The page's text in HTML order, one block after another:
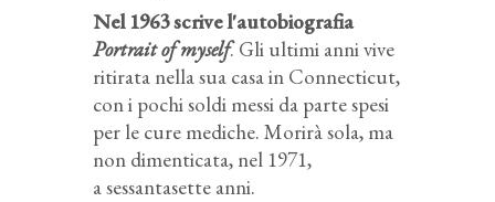
Nel 1963 scrive l'autobiografia
Portrait of myself. Gli ultimi anni vive
ritirata nella sua casa in Connecticut,
con i pochi soldi messi da parte spesi
per le cure mediche. Morirà sola, ma
non dimenticata, nel 1971,
a sessantasette anni.